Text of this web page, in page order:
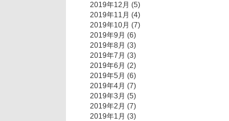
2019年12月 (5)
2019年11月 (4)
2019年10月 (7)
2019年9月 (6)
2019年8月 (3)
2019年7月 (3)
2019年6月 (2)
2019年5月 (6)
2019年4月 (7)
2019年3月 (5)
2019年2月 (7)
2019年1月 (3)